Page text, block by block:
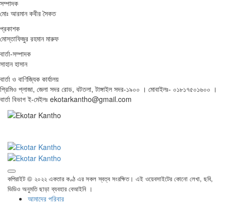
সম্পাদক
মোঃ আরমান কবীর সৈকত
প্রকাশক
মোস্তাফিজুর রহমান মারুফ
বার্তা-সম্পাদক
সাহান হাসান
বার্তা ও বাণিজ্যিক কার্যালয়
প্রিমিও প্লাজা, জেলা সদর রোড, বটতলা, টাঙ্গাইল সদর-১৯০০ । মোবাইলঃ- ০১৮১৭৫০১৬০০ ।
বার্তা বিভাগ ই-মেইলঃ ekotarkantho@gmail.com
কপিরাইট © ২০২২ একতার কণ্ঠ এর সকল স্বত্ব সংরক্ষিত। এই ওয়েবসাইটের কোনো লেখা, ছবি,
ভিডিও অনুমতি ছাড়া ব্যবহার বেআইনি ।
আমাদের পরিবার